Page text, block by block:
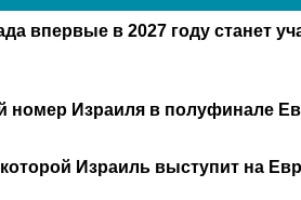
впервые в 2027 году станет
номер Израиля в полуфинале
Израиль выступит на